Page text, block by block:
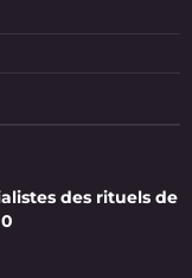
des rituels de